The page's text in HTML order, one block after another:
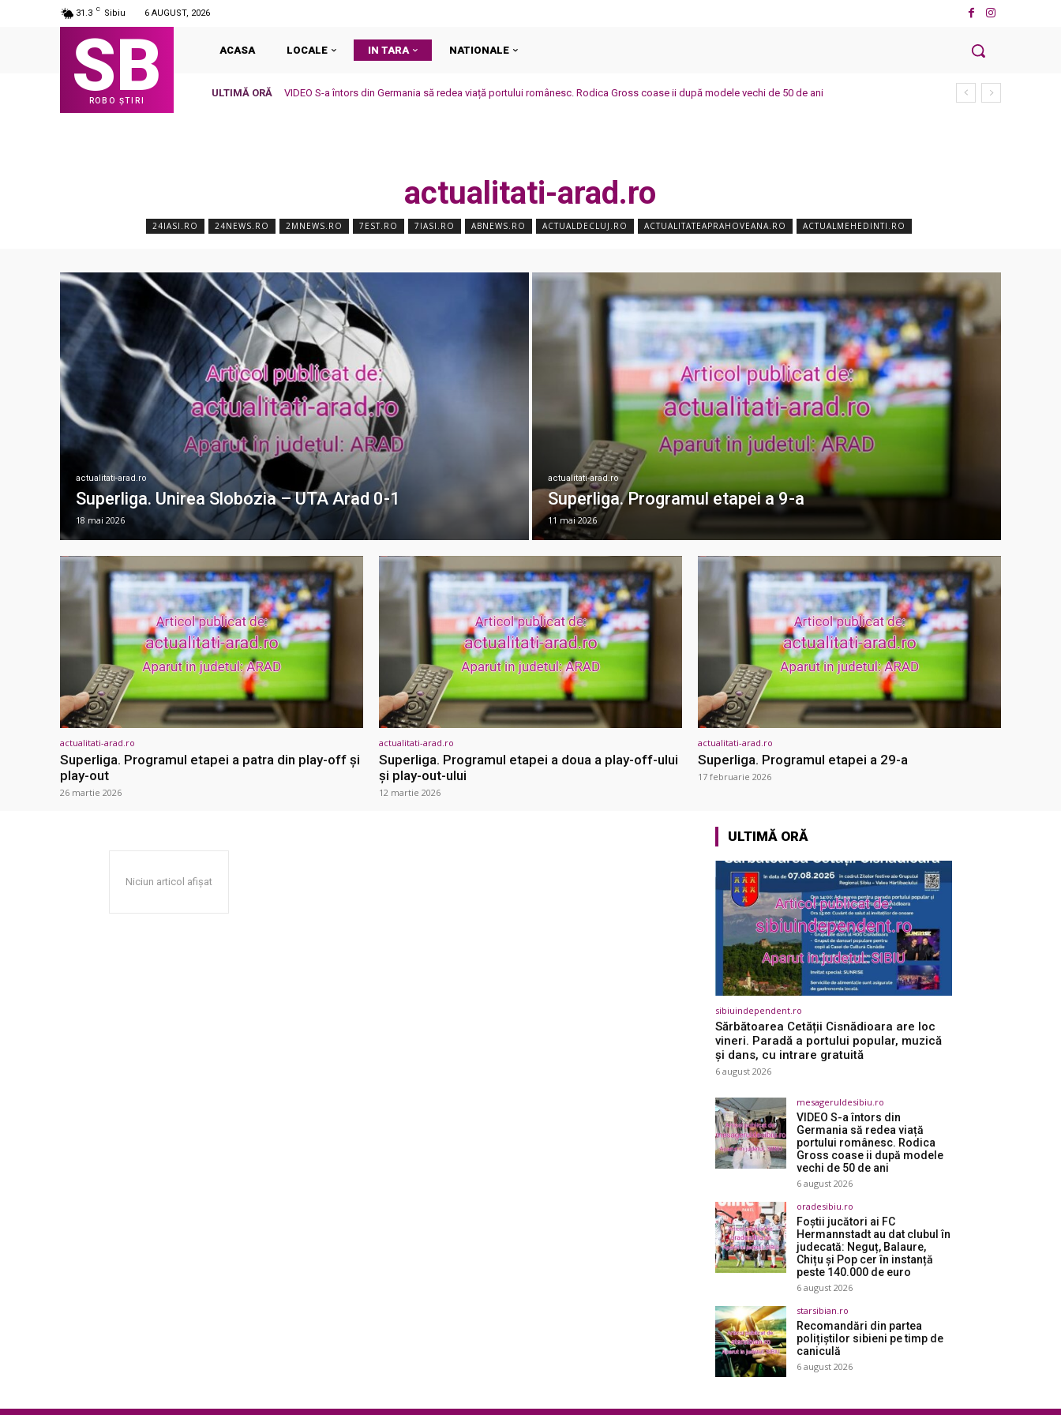
31.3 C Sibiu 6 AUGUST, 2026
SB
ROBO ȘTIRI
ACASA LOCALE IN TARA NATIONALE
ULTIMĂ ORĂ VIDEO S-a întors din Germania să redea viață portului românesc. Rodica Gross coase ii după modele vechi de 50 de ani
actualitati-arad.ro
24IASI.RO 24NEWS.RO 2MNEWS.RO 7EST.RO 7IASI.RO ABNEWS.RO ACTUALDECLUJ.RO ACTUALITATEAPRAHOVEANA.RO ACTUALMEHEDINTI.RO
actualitati-arad.ro
Superliga. Unirea Slobozia – UTA Arad 0-1
18 mai 2026
actualitati-arad.ro
Superliga. Programul etapei a 9-a
11 mai 2026
actualitati-arad.ro
Superliga. Programul etapei a patra din play-off şi
play-out
26 martie 2026
actualitati-arad.ro
Superliga. Programul etapei a doua a play-off-ului
şi play-out-ului
12 martie 2026
actualitati-arad.ro
Superliga. Programul etapei a 29-a
17 februarie 2026
Niciun articol afișat
ULTIMĂ ORĂ
sibiuindependent.ro
Sărbătoarea Cetății Cisnădioara are loc
vineri. Paradă a portului popular, muzică
și dans, cu intrare gratuită
6 august 2026
mesageruldesibiu.ro
VIDEO S-a întors din
Germania să redea viață
portului românesc. Rodica
Gross coase ii după modele
vechi de 50 de ani
6 august 2026
oradesibiu.ro
Foștii jucători ai FC
Hermannstadt au dat clubul în
judecată: Neguț, Balaure,
Chițu și Pop cer în instanță
peste 140.000 de euro
6 august 2026
starsibian.ro
Recomandări din partea
polițiștilor sibieni pe timp de
caniculă
6 august 2026